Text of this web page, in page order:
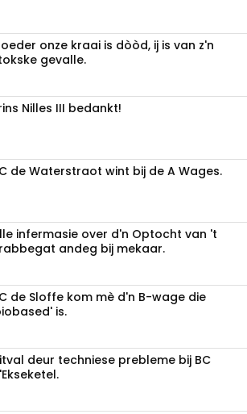
onze kraai is dòòd, ij is van z'n
gevalle.
Nilles III bedankt!
de Waterstraot wint bij de A Wages.
infermasie over d'n Optocht van 't
andeg bij mekaar.
de Sloffe kom mè d'n B-wage die
is.
deur techniese prebleme bij BC